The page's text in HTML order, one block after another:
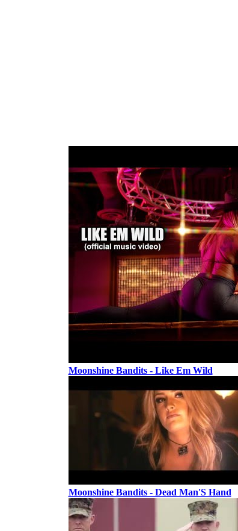
Moonshine Bandits - Like Em Wild
Moonshine Bandits - Dead Man'S Hand